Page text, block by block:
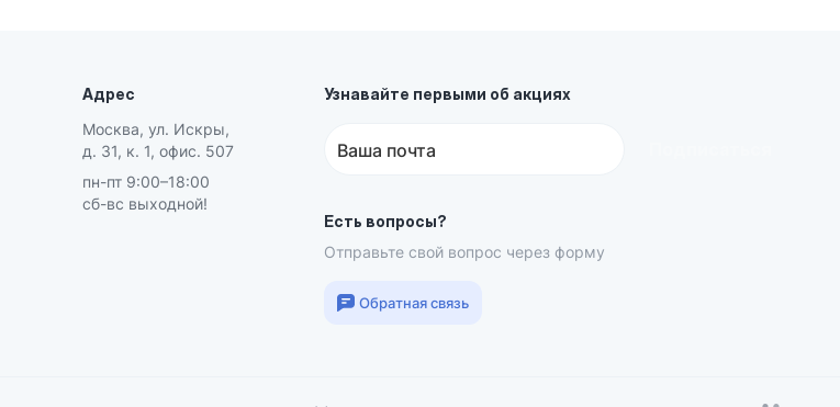
Адрес
Москва, ул. Искры,
д. 31, к. 1, офис. 507
пн-пт 9:00–18:00
сб-вс выходной!
Узнавайте первыми об акциях
Ваша почта
Есть вопросы?
Отправьте свой вопрос через форму
Обратная связь